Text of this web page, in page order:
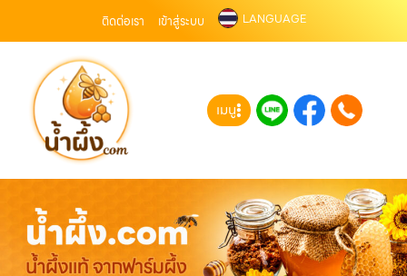
ติดต่อเรา เข้าสู่ระบบ LANGUAGE
เมนู